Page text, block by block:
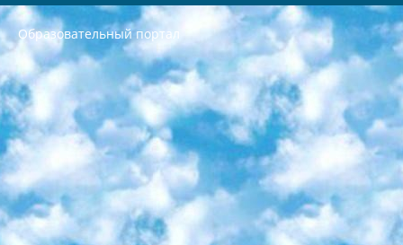
Образовательный портал
РЕСПУБЛИКА УЗБЕКИСТАН МИНИСТРЕРСТВО ДОШКОЛЬНОГО И ШКОЛЬНОГО ОБРАЗОВАНИЯ КОМАНДА в общеобразовательных учреждениях в 2023-2024 учебном году организация и проведение итоговой государственной аттестации обучающихся о Министра дошкольного и школьного образования Республики Узбекистан от 4 марта 2008 года (постановлением Минюста от 20 марта 2008 года № 1778 государственной регистрации) «Итоговое состояние учащихся общего среднего образования на основании положения об утверждении положения об аттестации общего среднего образования выпускной экзамен студентов в образовательных учреждениях в 2023-2024 учебном году В целях организации и прохождения аттестации приказываю: 1. Следующее: перечень предметов, по которым будет проводиться итоговая государственная аттестация и экзамен формы перевода согласно приложению 1; сертификаты международного образца, оценивающие уровень владения иностранными языками перечень согласно приложению 2; 2. Педагогический при специализированных образовательных учреждениях. научно-практический центр квалификации и международной оценки (Д.Давидова) 2024 г. До 25 марта: задания по предметам, по которым будет проводиться итоговая аттестация разработка и утверждение технических условий; итоговая аттестация на основании разработанного предметного задания разработка вопросов по предметам (устно и письменно), экзамен передача; общеобразовательные средние школы и специальные учебные заведения учащиеся выпускных классов школ и интернатов в агентской системе подготовка базы данных экзаменационных материалов и критериев оценки; перевод базы экзаменационных материалов на все языки обучения подать в Республиканский образовательный центр для изготовления; варианты экзаменов на основе разработанных контрольных материалов пусть будут поставлены задачи формирования. 3. Республиканский образовательный центр (Ш.Худайкулов) до 5 апреля 2024 года. до: база данных предоставленных экзаменационных материалов на все языки обучения перевод и экспертиза; для слепых, слабовидящих, глухих, слабослышащих и умственно отсталых детей учащиеся выпускных классов специализированных школ и школ-интернатов база данных экзаменационных материалов на всех преподаваемых языках подготовка критериев оценки; специализированные школы для умственно отсталых детей и технологии для учащихся выпускных классов школ-интернатов разработка соответствующих рекомендаций и критериев проведения ЕГЭ по естествознанию давать задания. 4. Педагогический при специализированных образовательных учреждениях. Научно-практический центр навыков и международной оценки (Д.Давидова), Республика образовательный центр (Худайкулов Ш.) итоговый государственный аттестационный экзамен ориентирован на творческое и логическое мышление при подготовке базы материалов учитывать введение заданий. 5. Следует отметить, что: сертификат государственного образца о знании общеобразовательного предмета и как минимум национальный уровень B1 по предметам на иностранных языках, указанным в Приложении 2. или международно признанный сертификат эквивалентного уровня студенты, изучающие определенный предмет, освобождаются от экзамена; по соответствующим предметам запланирована итоговая государственная аттестация за день до дня, путем жеребьевки Рабочей группой (в письменной форме по предметам, проводимым в форме) из числа сформированных вариантов выбрано 2 варианта; 2 выбранных варианта экзамена анонсированы на официальном сайте министерства и все выпускники по всей стране на основе этих вариантов проводит итоговую государственную аттестацию. 6. Государственное образование учащихся средних общеобразовательных учреждений. знания в соответствии с квалификационными требованиями, которые необходимо приобрести на основании стандартов итоговый (выпускной) контроль для 9 и 11 классов в целях тестирования Экзамены (далее – экзамены) состоят из предметов, перечисленных в приложении 1. будет сделано. 7. Экзамены пройдут с 26 мая по 15 июня 2024 г. (кроме науки физического воспитания). 8. Физическая для учащихся 9 классов общесредних образовательных учреждений. Экзамены по предмету «Образование, квалификация медицина» 1-6 мая 2024 года. сотрудники перевести под присмотр (с отклонениями в физическом или умственном развитии) специализированная школа для детей, школы-интернаты и со сколиозом школы-интернаты санаторного типа для больных детей исключены). 9. Он был слепым, слабовидящим и имел нарушения опорно-двигательного аппарата. экзамены в специализированных школах и интернатах для детей должны проводиться исходя из требований, предъявляемых к общеобразовательным учреждениям (физкультура кроме науки). 10. Специализированная школа для глухих и слабослышащих детей. и экзамены в интернатах и быть реализован в виде письменного теста по математике. 11. Специальность для умственно отсталых детей. Для 9 класса Родной язык и литературное письмо Государственный язык (язык обучения – узбекский). для неклассов) написано Математическое письмо Письменная/устная история Узбекистана Физическое воспитание практично Итоговый контроль Для 11 класса Написание родного языка и литературы (эссе) Математическое письмо Узбекский язык (обучение на узбекском языке) не посещающее общее среднее образование для учреждений)/Образовательное учреждение выбор письменный и устный Иностранный язык письменный/устный Письменная/устная история Узбекистана *По выбору студента:  Химия  Физика  Основы государственного права  География 10 бесплатных образовательных ресурсов - Мы составили подборку онлайн-проектов с интерактивными упражнениями, видеолекциями и статьями. Они помогут вам обрести новые и освежить старые знания бесплатно. 1. «ИНТУИТ» Старейшая образовательная площадка Рунета. Здесь вы найдёте сотни текстовых и видеокурсов на десятки различных тем — от программирования до психологии. Многие курсы подготовлены российскими университетами и крупными международными компаниями вроде Intel и Microsoft. Самостоятельное обучение бесплатное, но желающие могут оплатить услуги персональных наставников. 2. «Смартия» знакомит с актуальными профессиями и подсказывает, как им обучаться. Выбрав заинтересовавшую вас специальность — SMM-специалист, фотограф, веб-дизайнер или другую, — увидите список необходимых для неё умений. Чтобы вы могли освоить их самостоятельно, для каждого умения площадка отображает подборку ссылок на учебные материалы. Хотя «Смартия» ориентируется на русскоязычную аудиторию, часть контента всё же доступна только на английском. 3. «Лекторий Физтеха» Проект Московского физико-технического института (Физтеха). С его помощью вы можете смотреть онлайн серии лекций, записанные на видео в этом вузе. В числе доступных предметов — физика, биология, химия, информационные технологии и другие. К некоторым лекциям администрация ресурса прилагает готовые конспекты, которые можно скачивать в PDF-формате. 4. ITMOcourses Онлайн-площадка Санкт-Петербургского национального исследовательского университета информационных технологий, механики и оптики (ИТМО). Ресурс предоставляет свободный доступ к курсам, разработанным в этом вузе. Каталог материалов разбит на четыре категории: «Оптические системы и технологии», «Приборостроение и робототехника», «Информационные технологии» и «Биотехнологии». Курсы состоят из видеолекций, интерактивных демонстраций и заданий. 5. «КиберЛенинка» Электронная научная библиотека открытого доступа. Каталог площадки регулярно обрастает текстами статей из различных научных изданий. Сгруппированные по журналам и рубрикам публикации можно читать онлайн или скачивать целиком в PDF-формате. Проект нацелен на популяризацию науки за счёт открытого доступа к качественной информации. 6. «ПостНаука» На этом ресурсе публикуют подборки видеолекций, составленные экспертами из разных отраслей и объединённые общими темами. Среди них, к примеру, есть серии «Биоинформатика и геномика», «Культура средневековой Скандинавии» и Cinema Studies о теории кино. Каждая подборка лекций — логически связанная история, рассказанная экспертом от первого лица. Кроме того, на сайте появляются научно-образовательные статьи и тесты на разные темы. 7. «Newочём» Команда проекта «Newочём» отбирает самые интересные тексты из англоязычных СМИ и переводит те из них, за которые голосуют участники сообщества «ВКонтакте». По большей части это научно-популярные статьи. Редакторы придумывают лишь заголовки, в остальном содержание переводов соответствует оригиналам. Полные тексты можно читать прямо в социальной сети. 8. InternetUrok Онлайн-база материалов по основным дисциплинам школьной программы. Информация на сайте структурирована по классам, предметам и темам (урокам). Каждый урок состоит из видеолекций и конспектов. Есть также интерактивные тренажёры и тесты для закрепления пройденного материала. Даже если вы давно окончили школу, возможность повторить программу старших классов всегда может пригодиться. 9. Edutainme Ещё один ресурс об образовании. В отличие от Newtonew, как мне кажется, Edutainme больше ориентируется на представителей индустрии: педагогов, предпринимателей, разработчиков образовательных проектов. Но и любой, кто просто стремится к саморазвитию, найдёт на сайте много полезного и интересного для себя. Например, информацию о новых курсах и образовательных сервисах. 10. Newtonew Онлайн-медиа об образовании и обучении в широком смысле. Авторы Newtonew пишут об инструментах, заведениях, тактиках и стратегиях, которые помогают учить других и получать новые знания самостоятельно. На этой площадке вы найдёте новости, обзоры, аналитические мат